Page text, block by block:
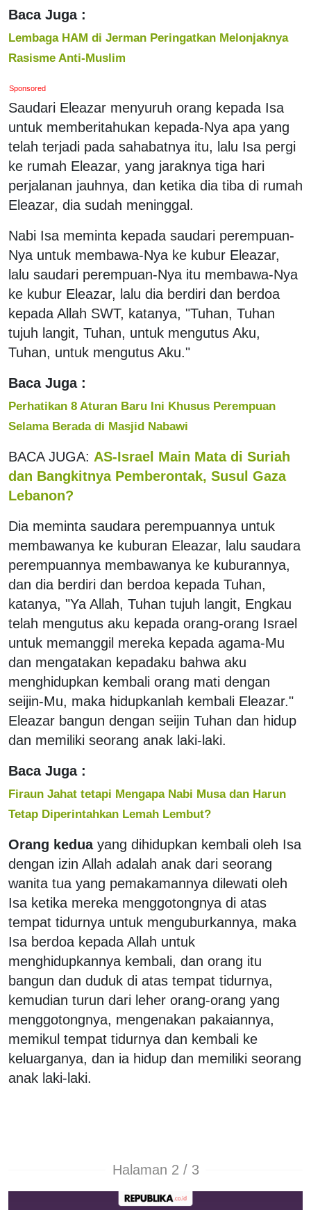
Baca Juga :
Lembaga HAM di Jerman Peringatkan Melonjaknya
Rasisme Anti-Muslim
Sponsored
Saudari Eleazar menyuruh orang kepada Isa
untuk memberitahukan kepada-Nya apa yang
telah terjadi pada sahabatnya itu, lalu Isa pergi
ke rumah Eleazar, yang jaraknya tiga hari
perjalanan jauhnya, dan ketika dia tiba di rumah
Eleazar, dia sudah meninggal.
Nabi Isa meminta kepada saudari perempuan-
Nya untuk membawa-Nya ke kubur Eleazar,
lalu saudari perempuan-Nya itu membawa-Nya
ke kubur Eleazar, lalu dia berdiri dan berdoa
kepada Allah SWT, katanya, "Tuhan, Tuhan
tujuh langit, Tuhan, untuk mengutus Aku,
Tuhan, untuk mengutus Aku."
Baca Juga :
Perhatikan 8 Aturan Baru Ini Khusus Perempuan
Selama Berada di Masjid Nabawi
BACA JUGA: AS-Israel Main Mata di Suriah
dan Bangkitnya Pemberontak, Susul Gaza
Lebanon?
Dia meminta saudara perempuannya untuk
membawanya ke kuburan Eleazar, lalu saudara
perempuannya membawanya ke kuburannya,
dan dia berdiri dan berdoa kepada Tuhan,
katanya, "Ya Allah, Tuhan tujuh langit, Engkau
telah mengutus aku kepada orang-orang Israel
untuk memanggil mereka kepada agama-Mu
dan mengatakan kepadaku bahwa aku
menghidupkan kembali orang mati dengan
seijin-Mu, maka hidupkanlah kembali Eleazar."
Eleazar bangun dengan seijin Tuhan dan hidup
dan memiliki seorang anak laki-laki.
Baca Juga :
Firaun Jahat tetapi Mengapa Nabi Musa dan Harun
Tetap Diperintahkan Lemah Lembut?
Orang keduayang dihidupkan kembali oleh Isa
dengan izin Allah adalah anak dari seorang
wanita tua yang pemakamannya dilewati oleh
Isa ketika mereka menggotongnya di atas
tempat tidurnya untuk menguburkannya, maka
Isa berdoa kepada Allah untuk
menghidupkannya kembali, dan orang itu
bangun dan duduk di atas tempat tidurnya,
kemudian turun dari leher orang-orang yang
menggotongnya, mengenakan pakaiannya,
memikul tempat tidurnya dan kembali ke
keluarganya, dan ia hidup dan memiliki seorang
anak laki-laki.
Halaman 2 / 3